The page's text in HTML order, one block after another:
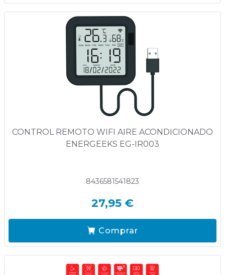
CONTROL REMOTO WIFI AIRE ACONDICIONADO
ENERGEEKS EG-IR003
8436581541823
27,95 €
Comprar